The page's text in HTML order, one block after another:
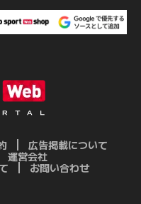
広告掲載について
運営会社
お問い合わせ